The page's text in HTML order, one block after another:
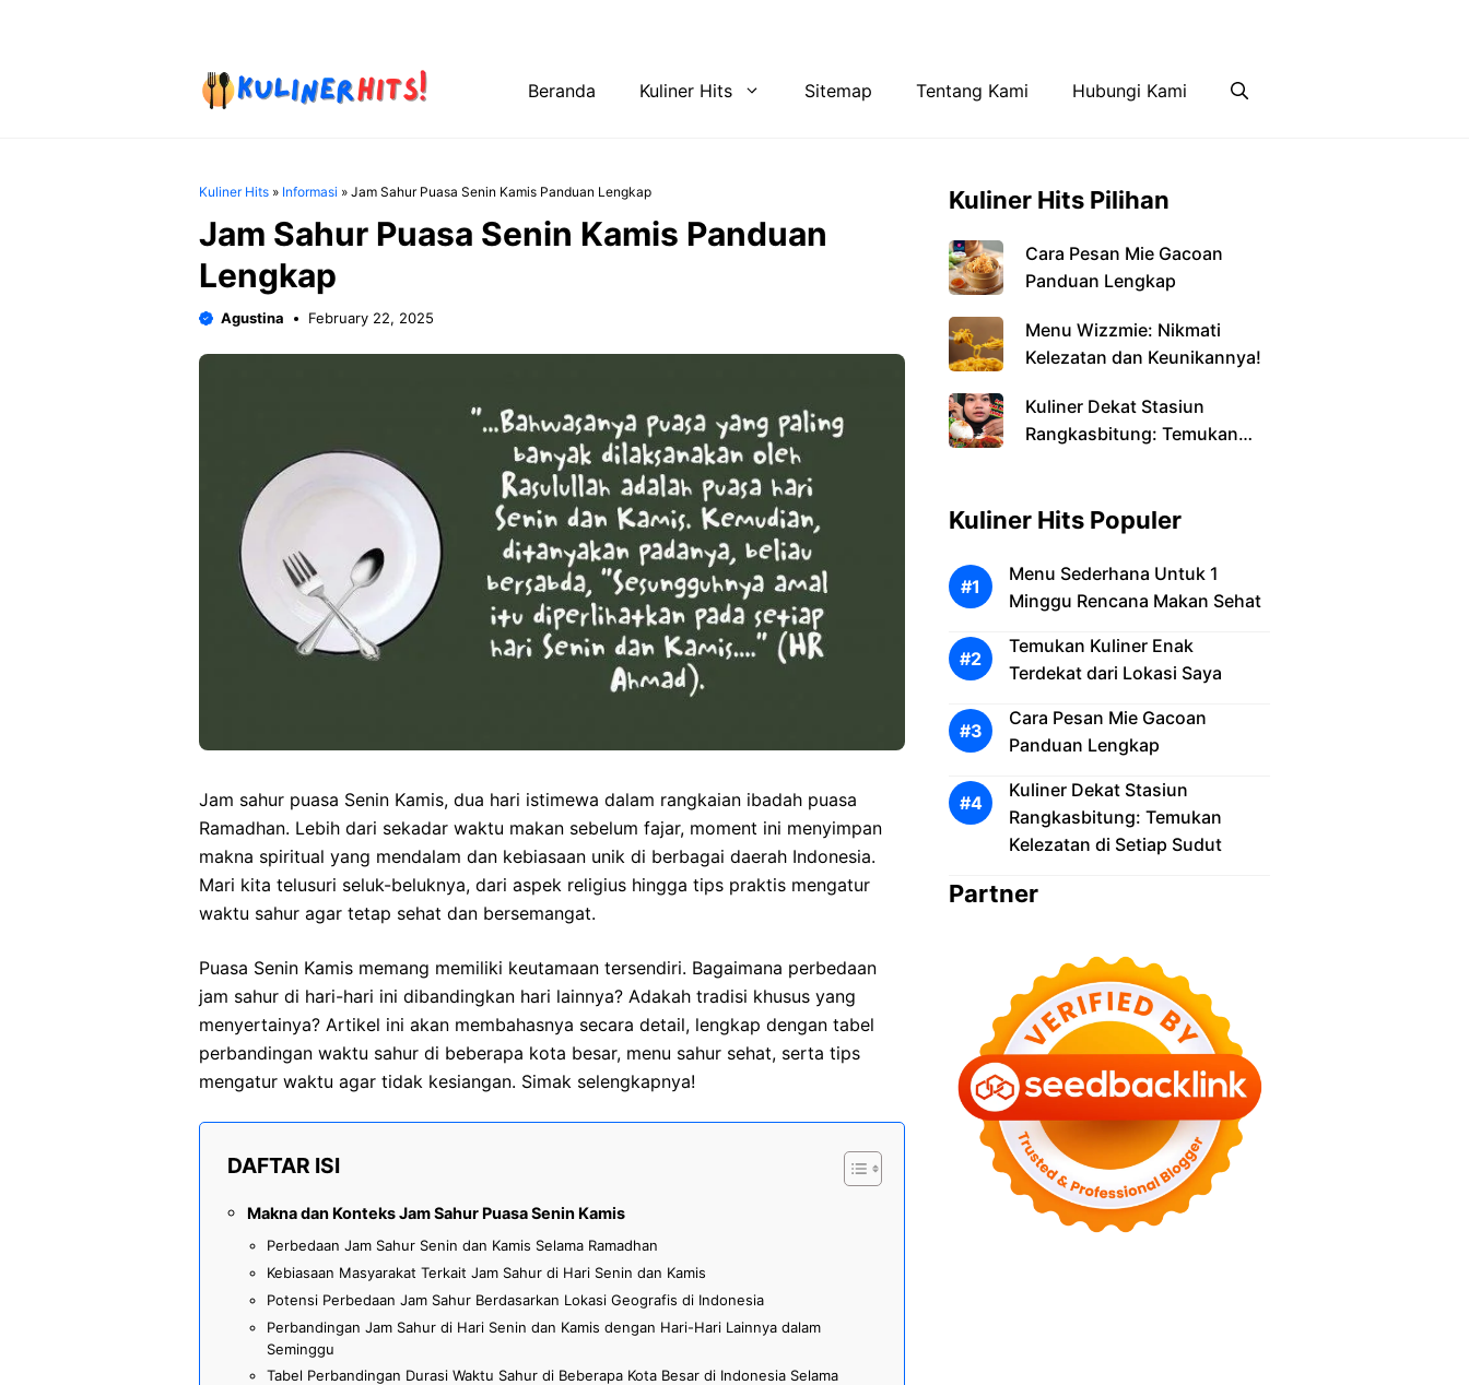
Beranda Kuliner Hits Sitemap Tentang Kami Hubungi Kami
Kuliner Hits » Informasi » Jam Sahur Puasa Senin Kamis Panduan Lengkap
Jam Sahur Puasa Senin Kamis Panduan
Lengkap
Agustina February 22, 2025
Jam sahur puasa Senin Kamis, dua hari istimewa dalam rangkaian ibadah puasa
Ramadhan. Lebih dari sekadar waktu makan sebelum fajar, moment ini menyimpan
makna spiritual yang mendalam dan kebiasaan unik di berbagai daerah Indonesia.
Mari kita telusuri seluk-beluknya, dari aspek religius hingga tips praktis mengatur
waktu sahur agar tetap sehat dan bersemangat.
Puasa Senin Kamis memang memiliki keutamaan tersendiri. Bagaimana perbedaan
jam sahur di hari-hari ini dibandingkan hari lainnya? Adakah tradisi khusus yang
menyertainya? Artikel ini akan membahasnya secara detail, lengkap dengan tabel
perbandingan waktu sahur di beberapa kota besar, menu sahur sehat, serta tips
mengatur waktu agar tidak kesiangan. Simak selengkapnya!
DAFTAR ISI
Makna dan Konteks Jam Sahur Puasa Senin Kamis
Perbedaan Jam Sahur Senin dan Kamis Selama Ramadhan
Kebiasaan Masyarakat Terkait Jam Sahur di Hari Senin dan Kamis
Potensi Perbedaan Jam Sahur Berdasarkan Lokasi Geografis di Indonesia
Perbandingan Jam Sahur di Hari Senin dan Kamis dengan Hari-Hari Lainnya dalam
Seminggu
Tabel Perbandingan Durasi Waktu Sahur di Beberapa Kota Besar di Indonesia Selama
Kuliner Hits Pilihan
Cara Pesan Mie Gacoan
Panduan Lengkap
Menu Wizzmie: Nikmati
Kelezatan dan Keunikannya!
Kuliner Dekat Stasiun
Rangkasbitung: Temukan
Kuliner Hits Populer
Menu Sederhana Untuk 1
Minggu Rencana Makan Sehat
Temukan Kuliner Enak
Terdekat dari Lokasi Saya
Cara Pesan Mie Gacoan
Panduan Lengkap
Kuliner Dekat Stasiun
Rangkasbitung: Temukan
Kelezatan di Setiap Sudut
Partner